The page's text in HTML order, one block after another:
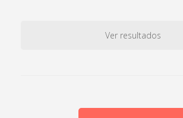
Ver resultados